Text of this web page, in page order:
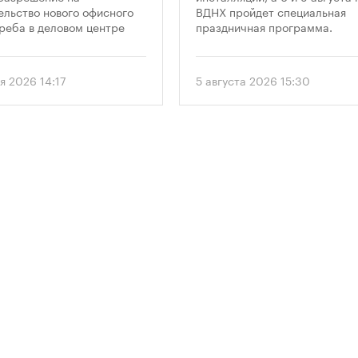
нового офисного
в деловом центре
возведение 52-
2026 14:17
ВДНХ пройдет специальная
праздничная программа.
5 августа 2026 15:30